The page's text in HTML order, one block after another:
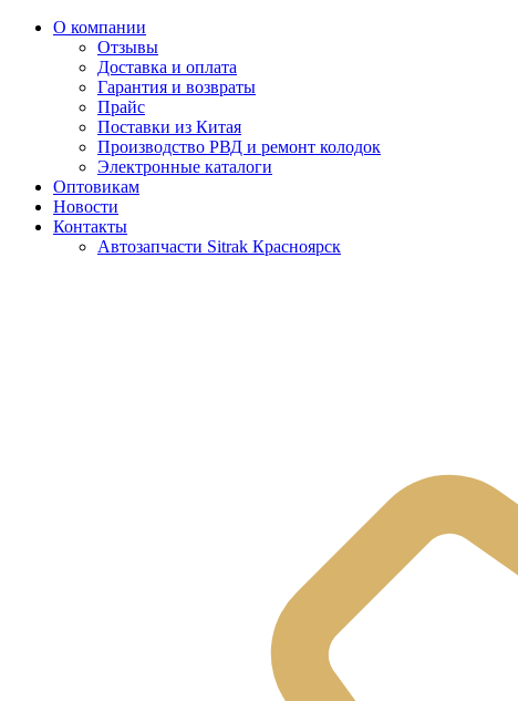
О компании
Отзывы
Доставка и оплата
Гарантия и возвраты
Прайс
Поставки из Китая
Производство РВД и ремонт колодок
Электронные каталоги
Оптовикам
Новости
Контакты
Автозапчасти Sitrak Красноярск